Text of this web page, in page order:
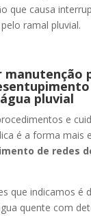
que causa
ramal pluvial.
manutenção
água pluvial
e
é a forma mais
de redes
que indicamos é
quente com